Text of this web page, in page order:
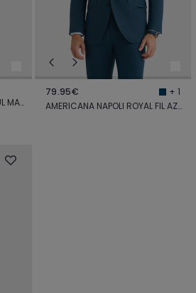
CORBATA JAQUARD MF AZUL MARINO
79.95€
+ 1
AMERICANA NAPOLI ROYAL FIL AZUL